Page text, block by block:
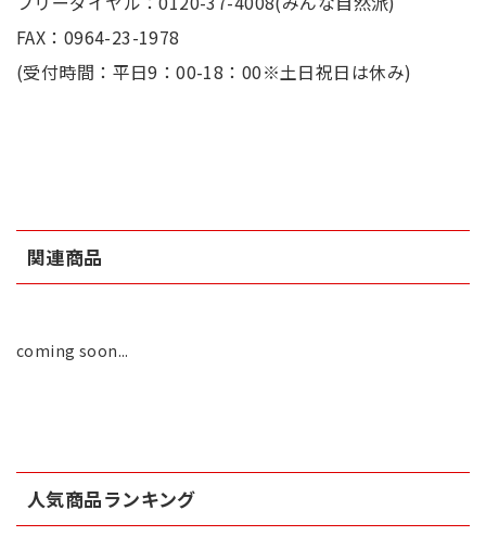
FAX：0964-23-1978
(受付時間：平日9：00-18：00※土日祝日は休み)
関連商品
coming soon...
人気商品ランキング